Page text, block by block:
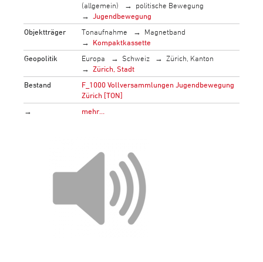
(allgemein)
politische Bewegung
Jugendbewegung
Objektträger
Tonaufnahme
Magnetband
Kompaktkassette
Geopolitik
Europa Schweiz
Zürich, Kanton
Zürich, Stadt
Bestand
F_1000 Vollversammlungen Jugendbewegung
Zürich [TON]
→
mehr…